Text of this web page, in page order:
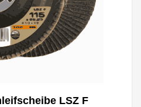
LSZ F